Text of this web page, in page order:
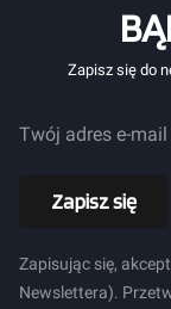
Zapisz się do
Twój adres e-mail
Zapisz się
Zapisując się,
Newslettera).